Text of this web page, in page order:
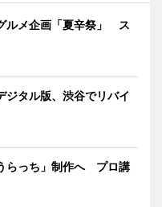
ルメ企画「夏辛祭」 ス
ジタル版、渋谷でリバイ
らっち」制作へ プロ講